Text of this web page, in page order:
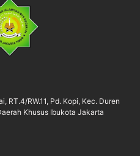
RT.4/RW.11, Pd. Kopi, Kec. Duren
Khusus Ibukota Jakarta